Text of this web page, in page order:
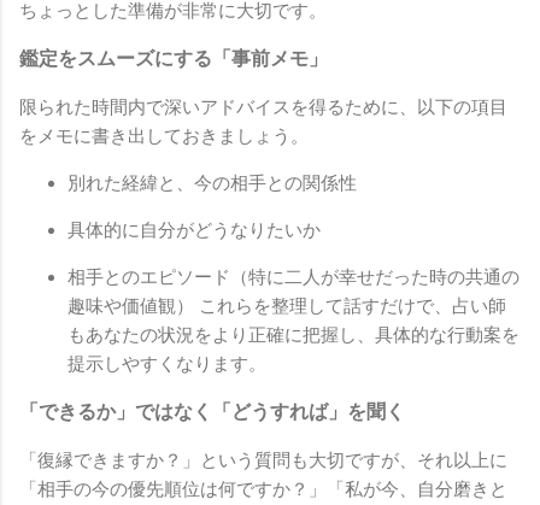
ちょっとした準備が非常に大切です。
鑑定をスムーズにする「事前メモ」
限られた時間内で深いアドバイスを得るために、以下の項目
をメモに書き出しておきましょう。
別れた経緯と、今の相手との関係性
具体的に自分がどうなりたいか
相手とのエピソード（特に二人が幸せだった時の共通の
趣味や価値観） これらを整理して話すだけで、占い師
もあなたの状況をより正確に把握し、具体的な行動案を
提示しやすくなります。
「できるか」ではなく「どうすれば」を聞く
「復縁できますか？」という質問も大切ですが、それ以上に
「相手の今の優先順位は何ですか？」「私が今、自分磨きと